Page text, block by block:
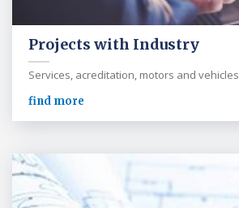
Projects with Industry
Services, acreditation, motors and vehicles
find more